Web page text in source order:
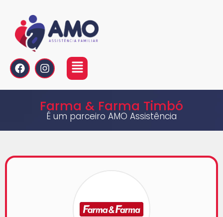
Farma & Farma Timbó
É um parceiro AMO Assistência